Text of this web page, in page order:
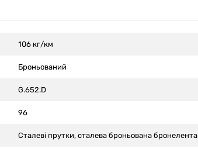
106 кг/км
Броньований
G.652.D
96
Сталеві прутки, сталева броньована бронелента